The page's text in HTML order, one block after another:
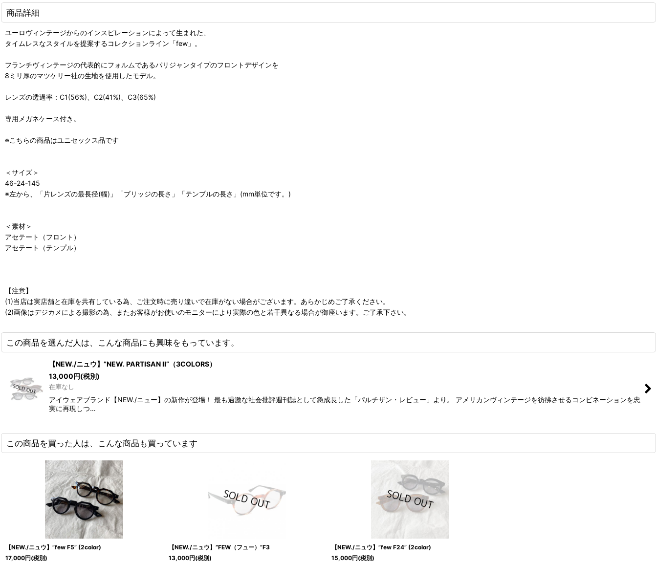
商品詳細
ユーロヴィンテージからのインスピレーションによって生まれた、
タイムレスなスタイルを提案するコレクションライン「few」。
フランチヴィンテージの代表的にフォルムであるパリジャンタイプのフロントデザインを
8ミリ厚のマツケリー社の生地を使用したモデル。
レンズの透過率：C1(56%)、C2(41%)、C3(65%)
専用メガネケース付き。
※こちらの商品はユニセックス品です
＜サイズ＞
46-24-145
※左から、「片レンズの最長径(幅)」「ブリッジの長さ」「テンプルの長さ」(mm単位です。)
＜素材＞
アセテート（フロント）
アセテート（テンプル）
【注意】
(1)当店は実店舗と在庫を共有している為、ご注文時に売り違いで在庫がない場合がございます。あらかじめご了承ください。
(2)画像はデジカメによる撮影の為、またお客様がお使いのモニターにより実際の色と若干異なる場合が御座います。ご了承下さい。
この商品を選んだ人は、こんな商品にも興味をもっています。
【NEW./ニュウ】”NEW. PARTISAN II”（3COLORS）
13,000円(税別)
在庫なし
アイウェアブランド【NEW./ニュー】の新作が登場！ 最も過激な社会批評週刊誌として急成長した「パルチザン・レビュー」より。 アメリカンヴィンテージを彷彿させるコンビネーションを忠
実に再現しつ…
この商品を買った人は、こんな商品も買っています
【NEW./ニュウ】”few F5” (2color)
17,000円(税別)
【NEW./ニュウ】”FEW（フュー）”F3
13,000円(税別)
【NEW./ニュウ】”few F24” (2color)
15,000円(税別)